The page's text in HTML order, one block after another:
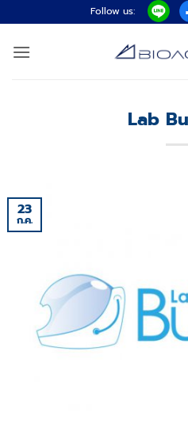
ไป
ยัง
Follow us:
Lab
23
ก.ค.